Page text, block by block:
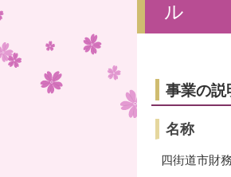
ル
事業の説
名称
四街道市財